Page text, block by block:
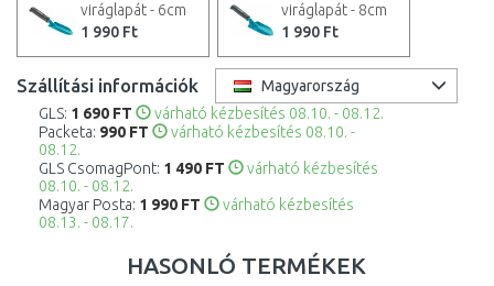
viráglapát - 6cm
1 990 Ft
viráglapát - 8cm
1 990 Ft
Szállítási információk
Magyarország
GLS: 1 690 FT
várható kézbesítés 08.10. - 08.12.
Packeta: 990 FT
várható kézbesítés 08.10. -
08.12.
GLS CsomagPont: 1 490 FT
várható kézbesítés
08.10. - 08.12.
Magyar Posta: 1 990 FT
várható kézbesítés
08.13. - 08.17.
HASONLÓ TERMÉKEK